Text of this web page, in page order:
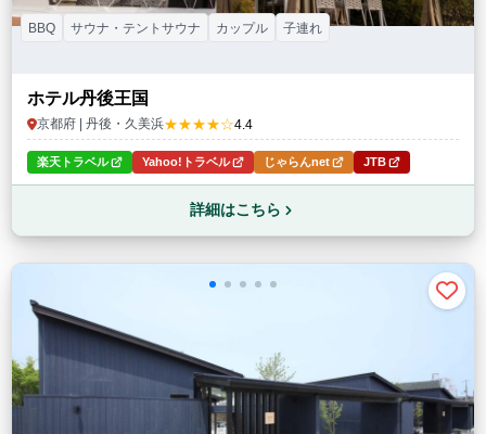
ホテル丹後王国
京都府 | 丹後・久美浜★★★★☆4.4
BBQ サウナ・テントサウナ カップル 子連れ
楽天トラベル Yahoo!トラベル じゃらんnet JTB
詳細はこちら